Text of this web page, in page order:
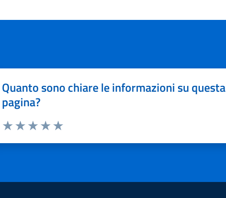
Quanto sono chiare le informazioni su questa
pagina?